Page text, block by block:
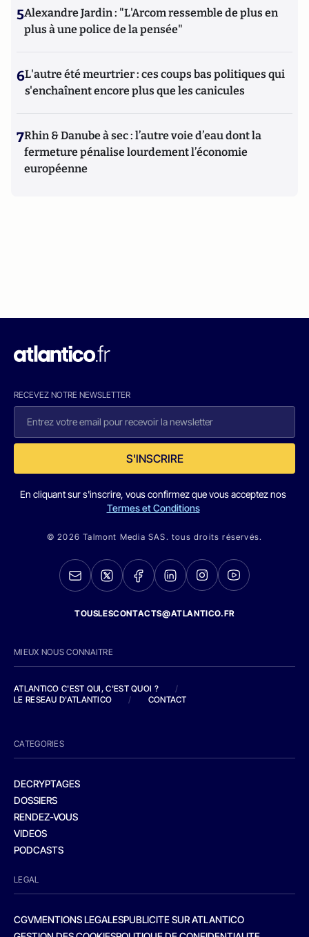
5Alexandre Jardin : "L'Arcom ressemble de plus en
plus à une police de la pensée"
6L'autre été meurtrier : ces coups bas politiques qui
s'enchaînent encore plus que les canicules
7Rhin & Danube à sec : l’autre voie d’eau dont la
fermeture pénalise lourdement l’économie
européenne
RECEVEZ NOTRE NEWSLETTER
S'INSCRIRE
En cliquant sur s'inscrire, vous confirmez que vous acceptez nos
Termes et Conditions
© 2026 Talmont Media SAS. tous droits réservés.
TOUSLESCONTACTS@ATLANTICO.FR
MIEUX NOUS CONNAITRE
ATLANTICO C'EST QUI, C'EST QUOI ?
/
LE RESEAU D'ATLANTICO
/ CONTACT
CATEGORIES
DECRYPTAGES
DOSSIERS
RENDEZ-VOUS
VIDEOS
PODCASTS
LEGAL
CGVMENTIONS LEGALESPUBLICITE SUR ATLANTICO